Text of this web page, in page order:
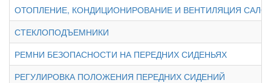
ОТОПЛЕНИЕ, КОНДИЦИОНИРОВАНИЕ И ВЕНТИЛЯЦИЯ
СТЕКЛОПОДЪЕМНИКИ
РЕМНИ БЕЗОПАСНОСТИ НА ПЕРЕДНИХ СИДЕНЬЯХ
РЕГУЛИРОВКА ПОЛОЖЕНИЯ ПЕРЕДНИХ СИДЕНИЙ